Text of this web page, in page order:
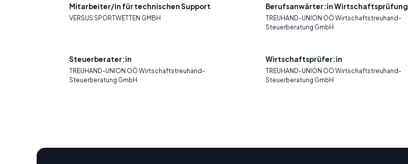
Mitarbeiter/in für technischen Support
VERSUS SPORTWETTEN GMBH
Berufsanwärter:in Wirtschaftsprüfung
TREUHAND-UNION OÖ Wirtschaftstreuhand-
Steuerberatung GmbH
Steuerberater:in
TREUHAND-UNION OÖ Wirtschaftstreuhand-
Steuerberatung GmbH
Wirtschaftsprüfer:in
TREUHAND-UNION OÖ Wirtschaftstreuhand-
Steuerberatung GmbH